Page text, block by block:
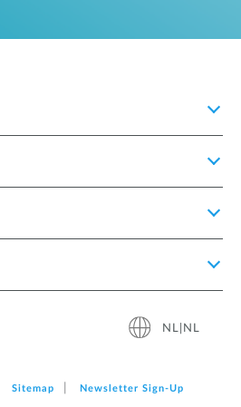
NL|NL
Sitemap Newsletter Sign‑Up